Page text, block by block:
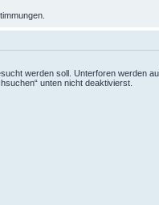
werden soll. Unterforen werden
unten nicht deaktivierst.